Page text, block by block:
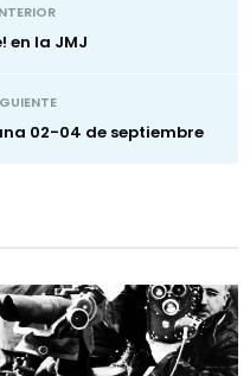
en la JMJ
02-04 de septiembre